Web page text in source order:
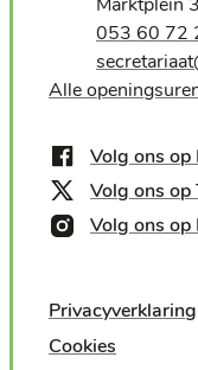
053 60 72
E-mailsecretariaat
Alle
Volg ons op
Volg ons
Volg ons
Privacyverklaring
Cookies